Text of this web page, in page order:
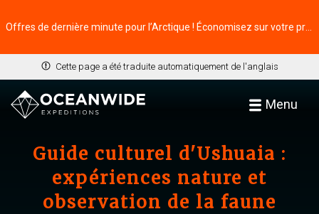
Cette page a été traduite automatiquement de l'anglais
Menu
Guide culturel d'Ushuaia :
expériences nature et
observation de la faune